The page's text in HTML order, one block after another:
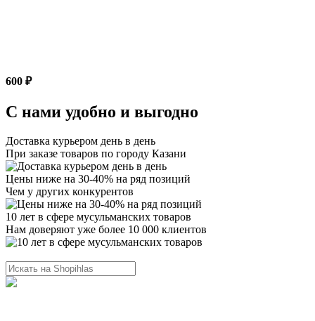
600 ₽
С нами удобно и выгодно
Доставка курьером день в день
При заказе товаров по городу Казани
Цены ниже на 30-40% на ряд позиций
Чем у других конкурентов
10 лет в сфере мусульманских товаров
Нам доверяют уже более 10 000 клиентов